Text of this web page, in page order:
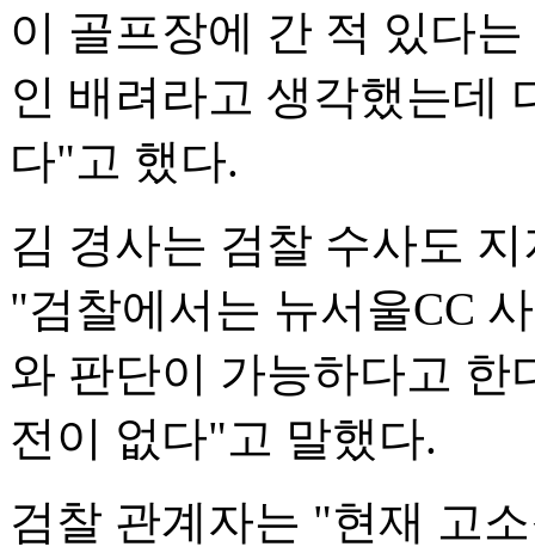
이 골프장에 간 적 있다
인 배려라고 생각했는데
다"고 했다.
김 경사는 검찰 수사도
"검찰에서는 뉴서울CC
와 판단이 가능하다고 한
전이 없다"고 말했다.
검찰 관계자는 "현재 고